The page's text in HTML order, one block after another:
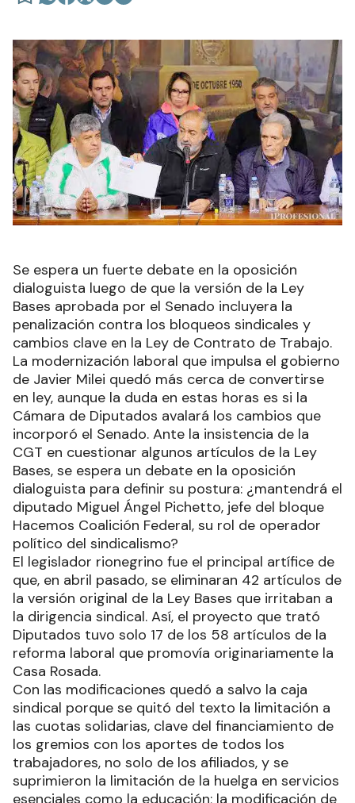
Se espera un fuerte debate en la oposición
dialoguista luego de que la versión de la Ley
Bases aprobada por el Senado incluyera la
penalización contra los bloqueos sindicales y
cambios clave en la Ley de Contrato de Trabajo.
La modernización laboral que impulsa el gobierno
de Javier Milei quedó más cerca de convertirse
en ley, aunque la duda en estas horas es si la
Cámara de Diputados avalará los cambios que
incorporó el Senado. Ante la insistencia de la
CGT en cuestionar algunos artículos de la Ley
Bases, se espera un debate en la oposición
dialoguista para definir su postura: ¿mantendrá el
diputado Miguel Ángel Pichetto, jefe del bloque
Hacemos Coalición Federal, su rol de operador
político del sindicalismo?
El legislador rionegrino fue el principal artífice de
que, en abril pasado, se eliminaran 42 artículos de
la versión original de la Ley Bases que irritaban a
la dirigencia sindical. Así, el proyecto que trató
Diputados tuvo solo 17 de los 58 artículos de la
reforma laboral que promovía originariamente la
Casa Rosada.
Con las modificaciones quedó a salvo la caja
sindical porque se quitó del texto la limitación a
las cuotas solidarias, clave del financiamiento de
los gremios con los aportes de todos los
trabajadores, no solo de los afiliados, y se
suprimieron la limitación de la huelga en servicios